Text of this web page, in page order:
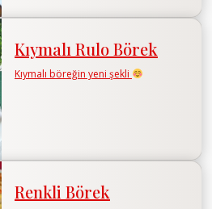
Kıymalı Rulo Börek
Kıymalı böreğin yeni şekli
Renkli Börek